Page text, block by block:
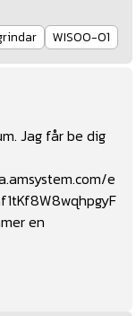
WIS00-01
Jag får be dig
e
en